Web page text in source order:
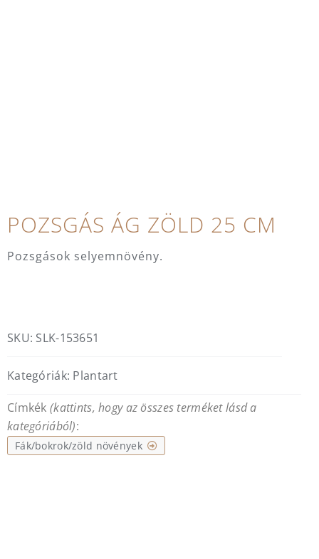
POZSGÁS ÁG ZÖLD 25 CM
Pozsgások selyemnövény.
SKU: SLK-153651
Kategóriák: Plantart
Címkék (kattints, hogy az összes terméket lásd a
kategóriából):
Fák/bokrok/zöld növények